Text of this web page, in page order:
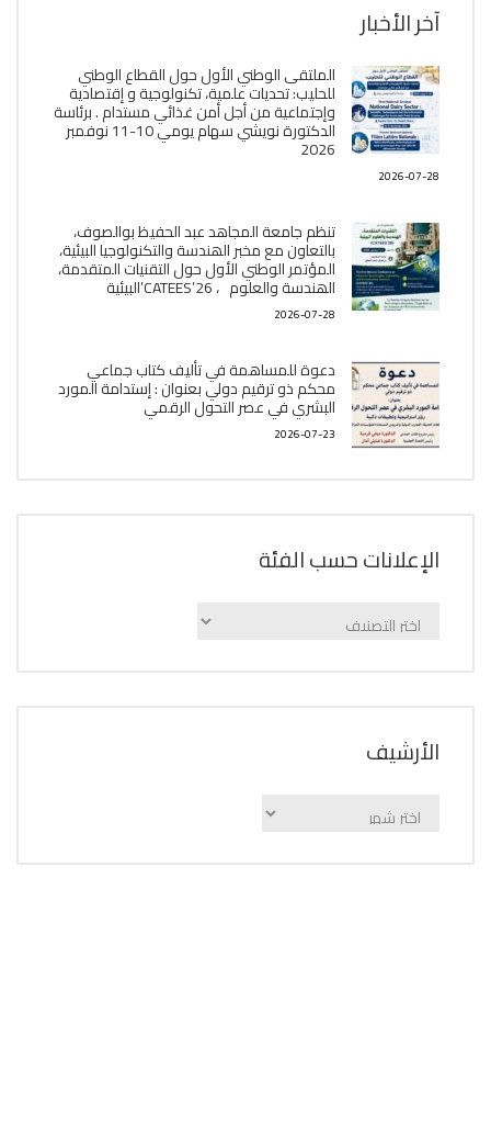
آخر الأخبار
الملتقى الوطني الأول حول القطاع الوطني
للحليب: تحديات علمية، تكنولوجية و إقتصادية
وإجتماعية من أجل أمن غذائي مستدام . برئاسة
الدكتورة نويشي سهام يومي 10-11 نوفمبر
2026
2026-07-28
تنظم جامعة المجاهد عبد الحفيظ بوالصوف،
بالتعاون مع مخبر الھندسة والتكنولوجيا البیئیة،
المؤتمر الوطني الأول حول التقنيات المتقدمة،
الھندسة والعلوم ، CATEES’26’البیئية
2026-07-28
دعوة للمساهمة في تأليف كتاب جماعي
محكم ذو ترقيم دولي بعنوان : إستدامة المورد
البشري في عصر التحول الرقمي
2026-07-23
الإعلانات حسب الفئة
الإعلانات
اﻷرشيف
اﻷرشيف